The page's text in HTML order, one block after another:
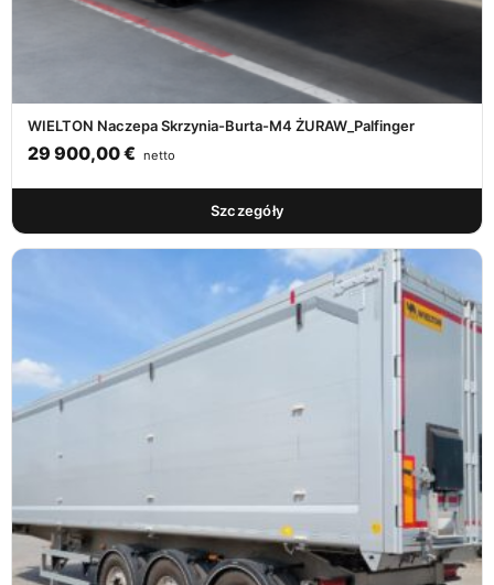
WIELTON Naczepa Skrzynia-Burta-M4 ŻURAW_Palfinger
29 900,00€ netto
Szczegóły